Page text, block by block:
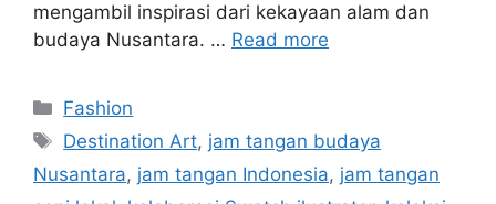
mengambil inspirasi dari kekayaan alam dan
budaya Nusantara. … Read more
Categories
Fashion
Tags
Destination Art, jam tangan budaya
Nusantara, jam tangan Indonesia, jam tangan